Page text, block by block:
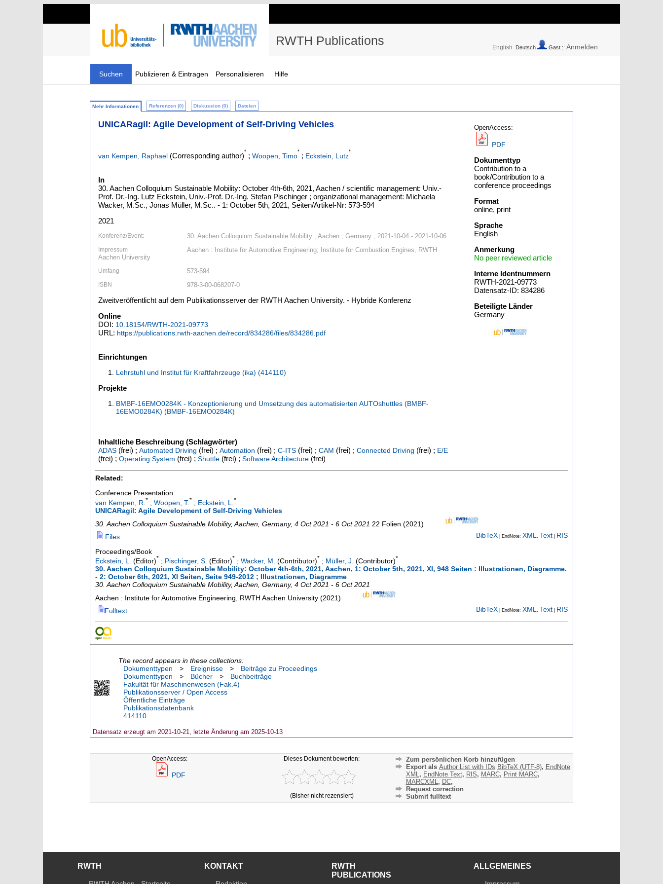
RWTH Publications English Deutsch Gast :: Anmelden
Suchen Publizieren & Eintragen Personalisieren Hilfe
Mehr Informationen Referenzen (0) Diskussion (0) Dateien
UNICARagil: Agile Development of Self-Driving Vehicles
van Kempen, Raphael (Corresponding author)
*
; Woopen, Timo
*
; Eckstein, Lutz
*
In
30. Aachen Colloquium Sustainable Mobility: October 4th-6th, 2021, Aachen / scientific management: Univ.-
Prof. Dr.-Ing. Lutz Eckstein, Univ.-Prof. Dr.-Ing. Stefan Pischinger ; organizational management: Michaela
Wacker, M.Sc., Jonas Müller, M.Sc.. - 1: October 5th, 2021, Seiten/Artikel-Nr: 573-594
2021
Konferenz/Event: 30. Aachen Colloquium Sustainable Mobility , Aachen , Germany , 2021-10-04 - 2021-10-06
Impressum
Aachen : Institute for Automotive Engineering; Institute for Combustion Engines, RWTH
Aachen University
Umfang 573-594
ISBN 978-3-00-068207-0
Zweitveröffentlicht auf dem Publikationsserver der RWTH Aachen University. - Hybride Konferenz
Online
DOI: 10.18154/RWTH-2021-09773
URL: https://publications.rwth-aachen.de/record/834286/files/834286.pdf
Einrichtungen
Lehrstuhl und Institut für Kraftfahrzeuge (ika) (414110)
Projekte
BMBF-16EMO0284K - Konzeptionierung und Umsetzung des automatisierten AUTOshuttles (BMBF-
16EMO0284K) (BMBF-16EMO0284K)
Inhaltliche Beschreibung (Schlagwörter)
ADAS (frei) ; Automated Driving (frei) ; Automation (frei) ; C-ITS (frei) ; CAM (frei) ; Connected Driving (frei) ; E/E
(frei) ; Operating System (frei) ; Shuttle (frei) ; Software Architecture (frei)
OpenAccess:
PDF
Dokumenttyp
Contribution to a
book/Contribution to a
conference proceedings
Format
online, print
Sprache
English
Anmerkung
No peer reviewed article
Interne Identnummern
RWTH-2021-09773
Datensatz-ID: 834286
Beteiligte Länder
Germany
Related:
Conference Presentation
van Kempen, R. * ; Woopen, T.* ; Eckstein, L. *
UNICARagil: Agile Development of Self-Driving Vehicles
30. Aachen Colloquium Sustainable Mobility, Aachen Germany, 4 Oct 2021 - 6 Oct 2021 22 Folien (2021)
Files
BibTeX | EndNote: XML Text RIS
Proceedings/Book
Eckstein, L. (Editor)* ; Pischinger, S. (Editor)* ; Wacker, M. (Contributor)* ; Müller, J. (Contributor)*
30. Aachen Colloquium Sustainable Mobility: October 4th-6th, 2021, Aachen, 1: October 5th, 2021, XI, 948 Seiten : Illustrationen, Diagramme.
- 2: October 6th, 2021, XI Seiten, Seite 949-2012 ; Illustrationen, Diagramme
30. Aachen Colloquium Sustainable Mobility,Aachen, Germany, 4 Oct 2021 - 6 Oct 2021
Aachen : Institute for Automotive Engineering, RWTH Aachen University (2021)
Fulltext
BibTeX | EndNote: XML, Text RIS
The record appears in these collections:
Dokumenttypen
> Ereignisse >
Beiträge zu Proceedings
Dokumenttypen
> Bücher >
Buchbeiträge
Fakultät für Maschinenwesen (Fak.4)
Publikationsserver / Open Access
Öffentliche Einträge
Publikationsdatenbank
414110
Datensatz erzeugt am 2021-10-21, letzte Änderung am 2025-10-13
OpenAccess:
PDF
Dieses Dokument bewerten:
(Bisher nicht rezensiert)
Zum persönlichen Korb hinzufügen
Export als Author List with IDs BibTeX (UTF-8), EndNote
XML, EndNote Text, RIS, MARC, Print MARC,
MARCXML, DC,
Request correction
Submit fulltext
RWTH KONTAKT
RWTH
PUBLICATIONS
ALLGEMEINES